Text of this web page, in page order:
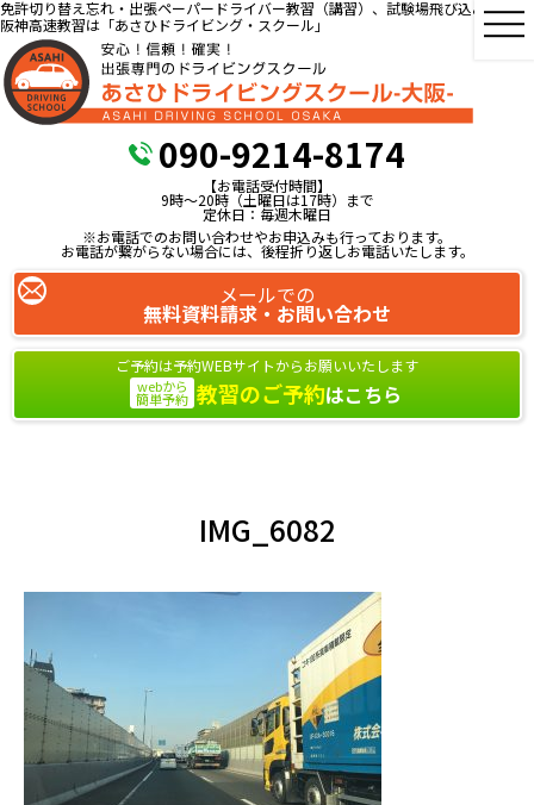
免許切り替え忘れ・出張ペーパードライバー教習（講習）、試験場飛び込み教習、
阪神高速教習は「あさひドライビング・スクール」
090-9214-8174
【お電話受付時間】
9時～20時（土曜日は17時）まで
定休日：毎週木曜日
※お電話でのお問い合わせやお申込みも行っております。
お電話が繋がらない場合には、後程折り返しお電話いたします。
メールでの
無料資料請求・お問い合わせ
ご予約は予約WEBサイトからお願いいたします
webから
簡単予約 教習のご予約はこちら
IMG_6082